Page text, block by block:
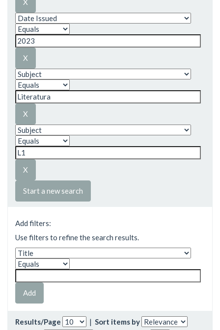
Start a new search
Add filters:
Use filters to refine the search results.
Results/Page | Sort items by